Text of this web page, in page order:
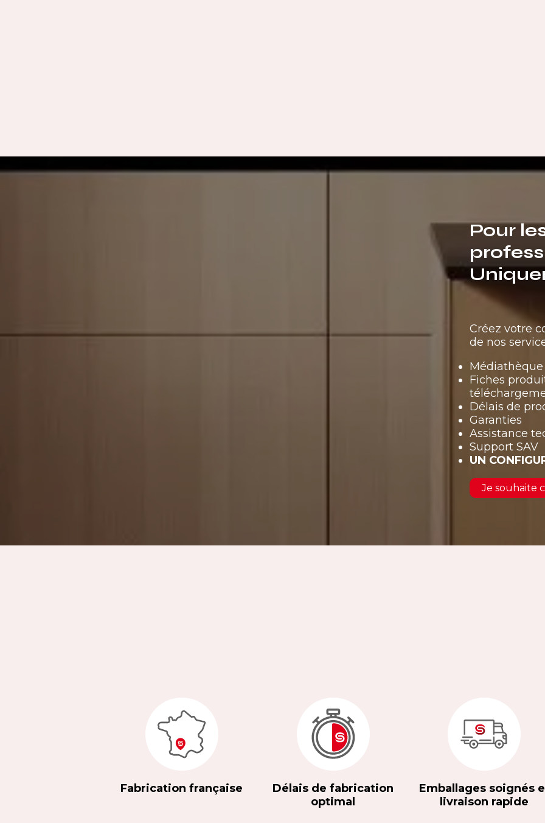
Pour
Créez votre
de nos
Fiches
Délais de
Garanties
Assistance
Support SAV
UN
Je souhaite
Fabrication française
Délais de fabrication
optimal
Emballages soignés
livraison rapide